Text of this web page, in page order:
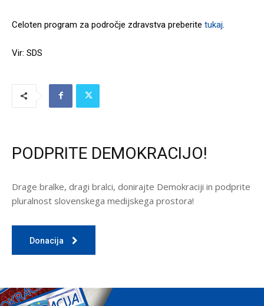
Celoten program za področje zdravstva preberite tukaj.
Vir: SDS
PODPRITE DEMOKRACIJO!
Drage bralke, dragi bralci, donirajte Demokraciji in podprite
pluralnost slovenskega medijskega prostora!
Donacija